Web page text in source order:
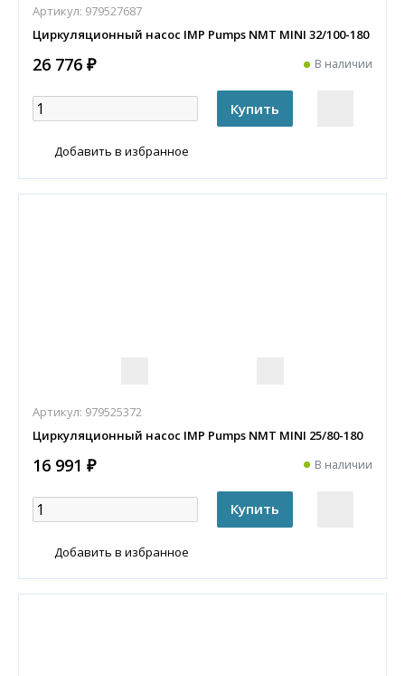
Артикул: 979527687
Циркуляционный насос IMP Pumps NMT MINI 32/100-180
26 776 ₽ В наличии
Добавить в избранное
Артикул: 979525372
Циркуляционный насос IMP Pumps NMT MINI 25/80-180
16 991 ₽ В наличии
Добавить в избранное